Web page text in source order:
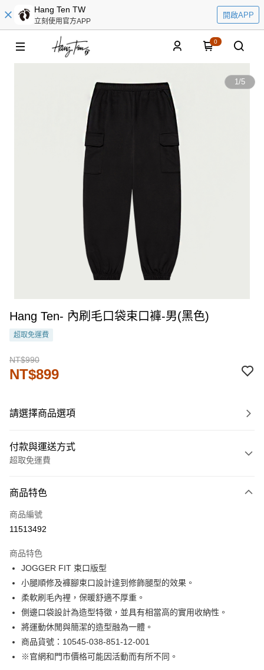
Hang Ten TW
立刻使用官方APP
開啟APP
0
1/5
Hang Ten- 內刷毛口袋束口褲-男(黑色)
超取免運費
NT$990
NT$899
請選擇商品選項
付款與運送方式
超取免運費
信用卡一次付款
LINE Pay
街口支付
悠遊付
Google Pay
貨到付款
運送方式
商品特色
商品編號
11513492
商品特色
JOGGER FIT 束口版型
小腿順修及褲腳束口設計達到修飾腿型的效果。
柔軟刷毛內裡，保暖舒適不厚重。
側邊口袋設計為造型特徵，並具有相當高的實用收納性。
將運動休閒與簡潔的造型融為一體。
商品貨號：10545-038-851-12-001
※官網和門市價格可能因活動而有所不同。